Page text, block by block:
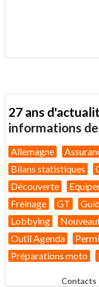
27 ans
informations
Allemagne
Bilans statistiques
Découverte
Freinage
GT
Lobbying
Outil Agenda
Préparations moto
Contacts